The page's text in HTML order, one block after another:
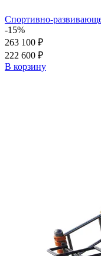
Спортивно-
-15%
263 100 ₽
222 600 ₽
В корзину